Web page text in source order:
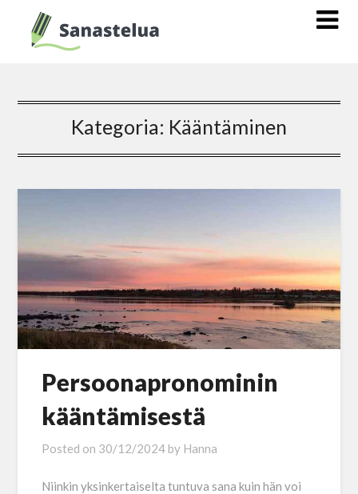
Kategoria: Kääntäminen
Persoonapronominin
kääntämisestä
Posted on 30/12/2024 by Hanna
Niinkin yksinkertaiselta tuntuva sana kuin hän voi